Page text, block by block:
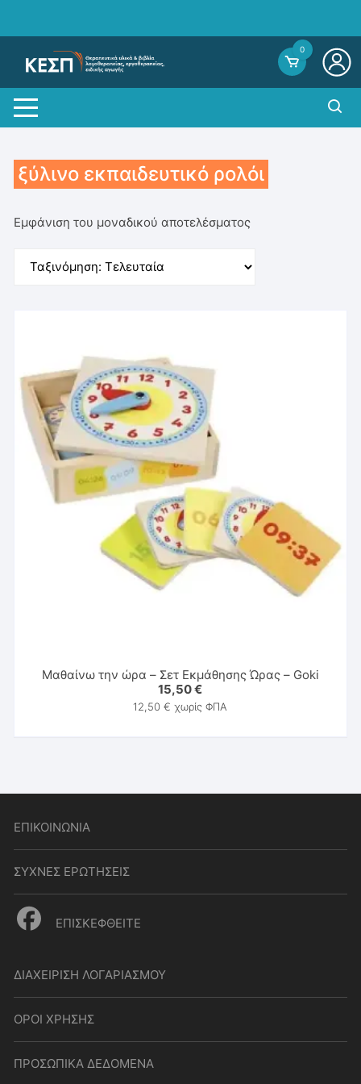
0
ξύλινο εκπαιδευτικό ρολόι
Εμφάνιση του μοναδικού αποτελέσματος
Μαθαίνω την ώρα – Σετ Εκμάθησης Ώρας – Goki
15,50€
12,50€ χωρίς ΦΠΑ
ΕΠΙΚΟΙΝΩΝΙΑ
ΣΥΧΝΕΣ ΕΡΩΤΗΣΕΙΣ
ΕΠΙΣΚΕΦΘΕΙΤΕ
ΔΙΑΧΕΙΡΙΣΗ ΛΟΓΑΡΙΑΣΜΟΥ
ΟΡΟΙ ΧΡΗΣΗΣ
ΠΡΟΣΩΠΙΚΑ ΔΕΔΟΜΕΝΑ